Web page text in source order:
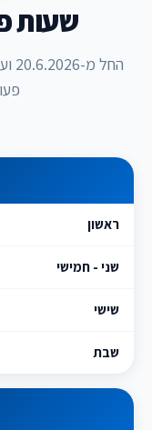
שעות
ראשון
שני - חמישי
שישי
שבת